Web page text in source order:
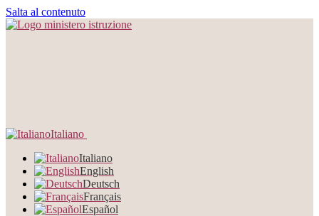
Salta al contenuto
Italiano
Italiano
English
Deutsch
Français
Español